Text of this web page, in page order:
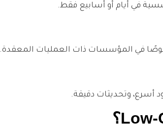
في أيام أو أسابيع فقط.
في المؤسسات ذات العمليات المعقدة.
أسرع، وتحديثات دقيقة.